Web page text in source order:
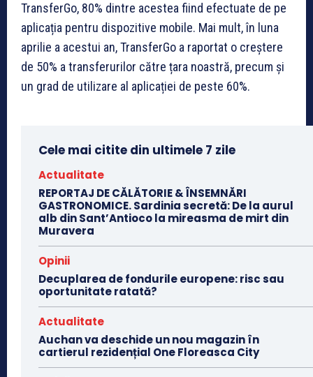
TransferGo, 80% dintre acestea fiind efectuate de pe
aplicația pentru dispozitive mobile. Mai mult, în luna
aprilie a acestui an, TransferGo a raportat o creștere
de 50% a transferurilor către țara noastră, precum și
un grad de utilizare al aplicației de peste 60%.
Cele mai citite din ultimele 7 zile
Actualitate
REPORTAJ DE CĂLĂTORIE & ÎNSEMNĂRI
GASTRONOMICE. Sardinia secretă: De la aurul
alb din Sant’Antioco la mireasma de mirt din
Muravera
Opinii
Decuplarea de fondurile europene: risc sau
oportunitate ratată?
Actualitate
Auchan va deschide un nou magazin în
cartierul rezidențial One Floreasca City